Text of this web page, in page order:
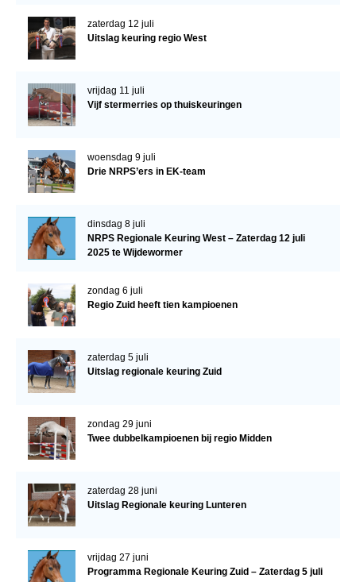
zaterdag 12 juli
Uitslag keuring regio West
vrijdag 11 juli
Vijf stermerries op thuiskeuringen
woensdag 9 juli
Drie NRPS’ers in EK-team
dinsdag 8 juli
NRPS Regionale Keuring West – Zaterdag 12 juli
2025 te Wijdewormer
zondag 6 juli
Regio Zuid heeft tien kampioenen
zaterdag 5 juli
Uitslag regionale keuring Zuid
zondag 29 juni
Twee dubbelkampioenen bij regio Midden
zaterdag 28 juni
Uitslag Regionale keuring Lunteren
vrijdag 27 juni
Programma Regionale Keuring Zuid – Zaterdag 5 juli